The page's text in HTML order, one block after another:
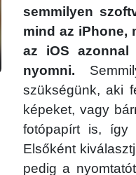
semmilyen
mind az iPhone,
az iOS azonnal
nyomni.
szükségünk, aki
képeket, vagy
fotópapírt is, így
Elsőként
pedig a